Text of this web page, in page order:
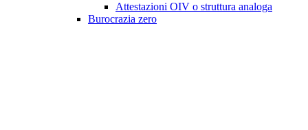
Attestazioni OIV o struttura analoga
Burocrazia zero